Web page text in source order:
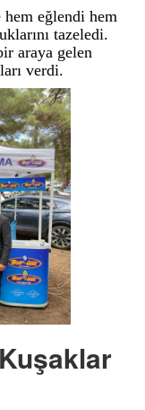
hem eğlendi hem
tazeledi.
araya gelen
verdi.